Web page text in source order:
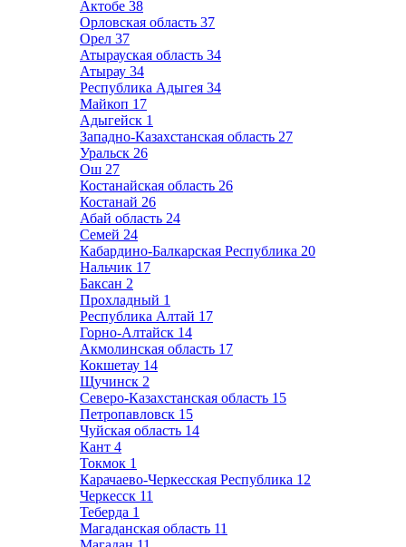
Актобе 38
Орловская область 37
Орел 37
Атырауская область 34
Атырау 34
Республика Адыгея 34
Майкоп 17
Адыгейск 1
Западно-Казахстанская область 27
Уральск 26
Ош 27
Костанайская область 26
Костанай 26
Абай область 24
Семей 24
Кабардино-Балкарская Республика 20
Нальчик 17
Баксан 2
Прохладный 1
Республика Алтай 17
Горно-Алтайск 14
Акмолинская область 17
Кокшетау 14
Щучинск 2
Северо-Казахстанская область 15
Петропавловск 15
Чуйская область 14
Кант 4
Токмок 1
Карачаево-Черкесская Республика 12
Черкесск 11
Теберда 1
Магаданская область 11